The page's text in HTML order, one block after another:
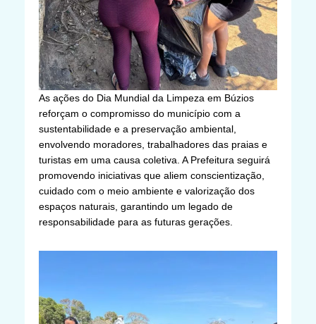
As ações do Dia Mundial da Limpeza em Búzios
reforçam o compromisso do município com a
sustentabilidade e a preservação ambiental,
envolvendo moradores, trabalhadores das praias e
turistas em uma causa coletiva. A Prefeitura seguirá
promovendo iniciativas que aliem conscientização,
cuidado com o meio ambiente e valorização dos
espaços naturais, garantindo um legado de
responsabilidade para as futuras gerações.